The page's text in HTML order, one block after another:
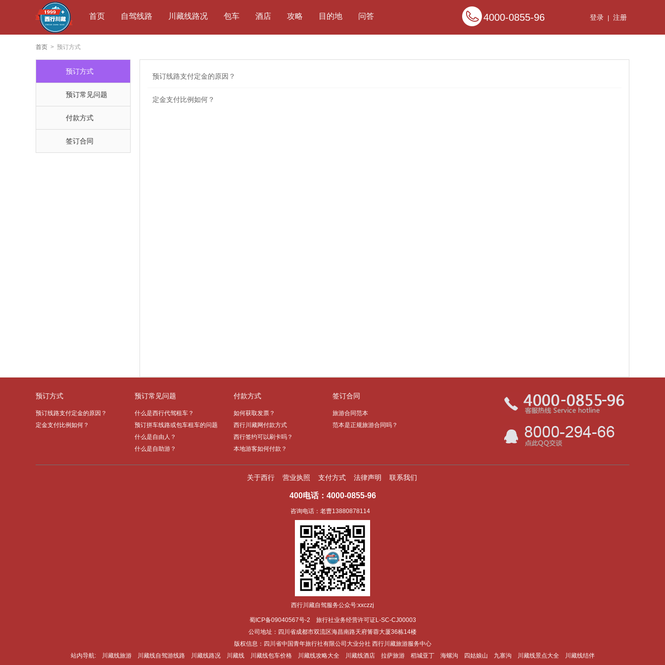
首页 自驾线路 川藏线路况 包车 酒店 攻略 目的地 问答 4000-0855-96 登录 注册
首页 > 预订方式
预订方式
预订常见问题
付款方式
签订合同
预订线路支付定金的原因？
定金支付比例如何？
预订方式
预订线路支付定金的原因？
定金支付比例如何？
预订常见问题
​什么是西行代驾租车？
预订拼车线路或包车租车的问题
什么是自由人？
什么是自助游？
付款方式
如何获取发票？
西行川藏网付款方式
西行签约可以刷卡吗？
本地游客如何付款？
签订合同
旅游合同范本
范本是正规旅游合同吗？
关于西行 营业执照 支付方式 法律声明 联系我们
400电话： 4000-0855-96
咨询电话：老曹13880878114
西行川藏自驾服务公众号:xxczzj
蜀ICP备09040567号-2 旅行社业务经营许可证L-SC-CJ00003
公司地址：四川省成都市双流区海昌南路天府箐蓉大厦36栋14楼
版权信息：四川省中国青年旅行社有限公司大业分社 西行川藏旅游服务中心
站内导航:
川藏线旅游 川藏线自驾游线路川 藏线路况 川藏线 川藏线包车价格 川藏线攻略大全 川藏线酒店 拉萨旅游 稻城亚丁 海螺沟 四姑娘山 九寨沟 川藏线景点大全 ​ 川藏线结伴